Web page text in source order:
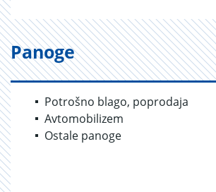
Panoge
Potrošno blago, poprodaja
Avtomobilizem
Ostale panoge